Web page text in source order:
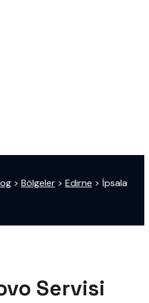
> Bölgeler > Edirne > İpsala
Servisi